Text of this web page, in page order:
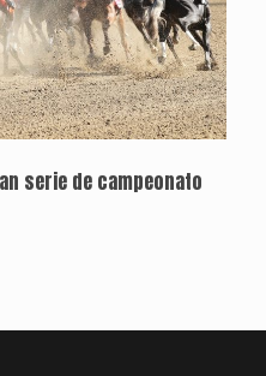
serie de campeonato